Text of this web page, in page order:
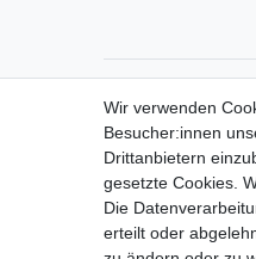
Wir verwenden
Besucher:innen
Drittanbietern
gesetzte Cookies.
Die
erteilt oder